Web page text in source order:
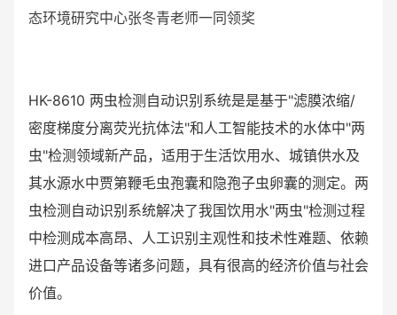
态环境研究中心张冬青老师一同领奖
HK-8610 两虫检测自动识别系统是是基于"滤膜浓缩/
密度梯度分离荧光抗体法"和人工智能技术的水体中"两
虫"检测领域新产品，适用于生活饮用水、城镇供水及
其水源水中贾第鞭毛虫孢囊和隐孢子虫卵囊的测定。两
虫检测自动识别系统解决了我国饮用水"两虫"检测过程
中检测成本高昂、人工识别主观性和技术性难题、依赖
进口产品设备等诸多问题，具有很高的经济价值与社会
价值。